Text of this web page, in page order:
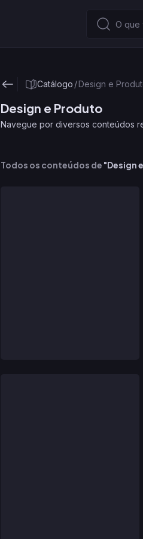
Catálogo /Design e
Design e Produto
Navegue por diversos conteúdos
Todos os conteúdos de "Design